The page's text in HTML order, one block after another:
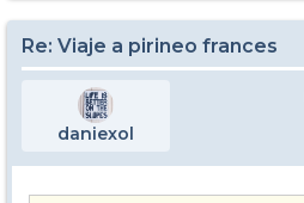
Re: Viaje a pirineo frances
daniexol